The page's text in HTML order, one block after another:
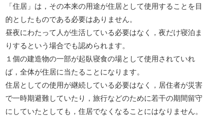
「住居」は，その本来の用途が住居として使用することを目
的としたものである必要はありません。
昼夜にわたって人が生活している必要はなく，夜だけ寝泊ま
りするという場合でも認められます。
１個の建造物の一部が起臥寝食の場として使用されていれ
ば，全体が住居に当たることになります。
住居としての使用が継続している必要はなく，居住者が災害
で一時期避難していたり，旅行などのために若干の期間留守
にしていたとしても，住居でなくなることにはなりません。